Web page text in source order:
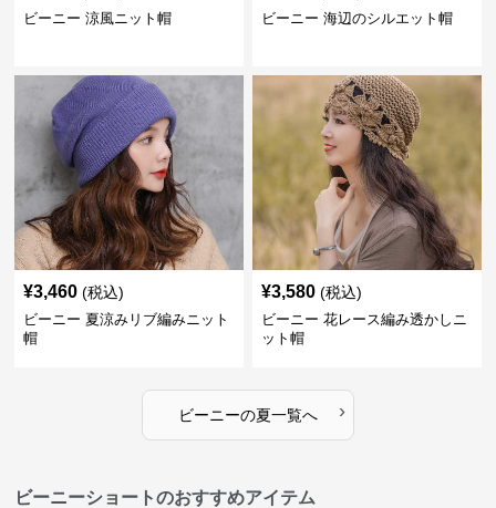
ビーニー 涼風ニット帽 ビーニー 海辺のシルエット帽
¥3,460 (税込)
ビーニー 夏涼みリブ編みニット
帽
¥3,580 (税込)
ビーニー 花レース編み透かしニ
ット帽
ビーニーの夏一覧へ ›
ビーニーショートのおすすめアイテム